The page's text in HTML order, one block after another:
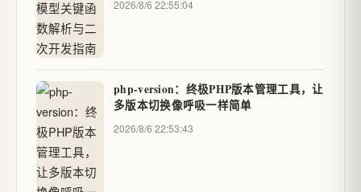
2026/8/6 22:55:04
php-version：终极PHP版本管理工具，让
多版本切换像呼吸一样简单
2026/8/6 22:53:43